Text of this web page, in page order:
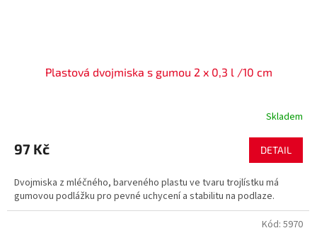
Plastová dvojmiska s gumou 2 x 0,3 l /10 cm
Skladem
97 Kč DETAIL
Dvojmiska z mléčného, barveného plastu ve tvaru trojlístku má
gumovou podlážku pro pevné uchycení a stabilitu na podlaze.
Kód: 5970